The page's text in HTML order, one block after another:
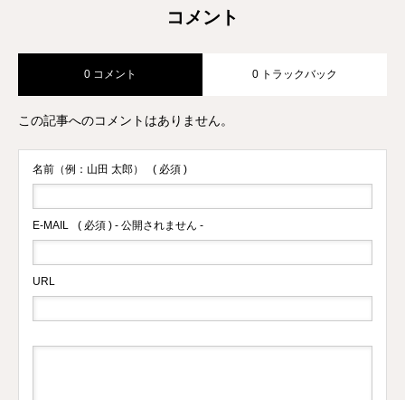
コメント
0 コメント 0 トラックバック
この記事へのコメントはありません。
名前（例：山田 太郎） ( 必須 )
E-MAIL ( 必須 ) - 公開されません -
URL